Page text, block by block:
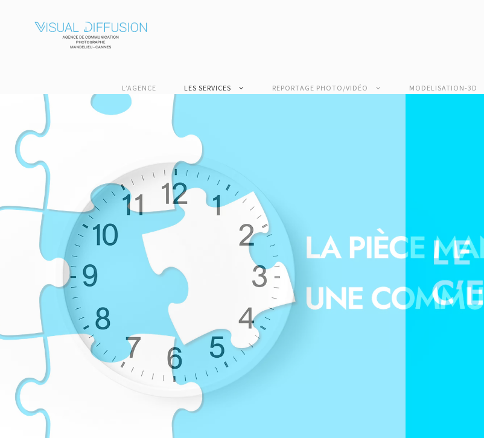
L’AGENCE LES SERVICES REPORTAGE PHOTO/VIDÉO MODELISATION-3D